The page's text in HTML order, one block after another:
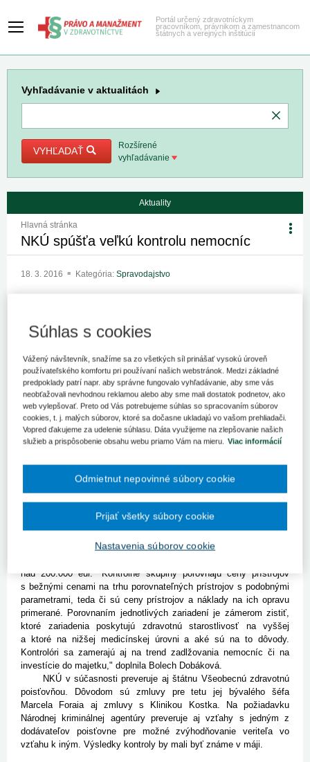
Portál určený zdravotníckym
pracovníkom, právnikom a zamestnancom
štátnych a verejných inštitúcií
Vyhľadávanie v aktualitách
VYHĽADAŤ
Rozšírené
vyhľadávanie
Aktuality
Hlavná stránka
NKÚ spúšťa veľkú kontrolu nemocníc
18. 3. 2016 Kategória: Spravodajstvo
chystá preveriť viac ako 40.
posvieti na zdravotnícke zariadenia. Úrad dnes oznámil, že počas
dvoch rokov sa ich chystá preveriť viac ako 40. Pôjde o fakultné,
univerzitné i regionálne nemocnice, centrá pre liečbu drogových
závislostí či špecializované ústavy. Kontrola má preveriť či
efektívne hospodária s peniazmi na zdravotnú starostlivosť i to,
ako sú pripravené na elektronické zdravotníctvo a nový platobný
mechanizmus DRG.
"V prvej etape prebehne kontrola vo fakultných nemocniciach
v Nitre, Banskej Bystrici, Prešove, Nových Zámkoch, Trenčíne,
Žiline, Trnave a v univerzitných nemocniciach v Bratislave
Pripomenula, že analýzy poukazujú na opakujúce sa nedostatky
v hospodárení, obstarávaní majetku a služieb či správe majetku
nad 200.000 eur. "Kontrolné skupiny porovnajú ceny prístrojov
s bežnými cenami na trhu porovnateľných prístrojov s podobnými
parametrami, teda či sú ceny prístrojov a náklady na ich opravu
primerané. Porovnaním jednotlivých zariadení je zámerom zistiť,
ktoré zariadenia poskytujú zdravotnú starostlivosť na vyššej
a ktoré na nižšej medicínskej úrovni a aké sú na to dôvody.
Kontrolóri sa zamerajú aj na trend zadlžovania nemocníc či na
investície do majetku," doplnila Bolech Dobáková.
NKÚ v súčasnosti preveruje aj štátnu Všeobecnú zdravotnú
poisťovňou. Dôvodom sú zmluvy pre tetu jej bývalého šéfa
Marcela Foraia aj zmluvy s Klinikou Kostka. Na požiadavku
Národnej kriminálnej agentúry preveruje aj vzťahy s jedným z
dodávateľov poisťovne pre možné zvýhodňovanie veriteľa vo
vzťahu k iným. Výsledky kontroly by mali byť známe v máji.
Súhlas s cookies
Vážený návštevník, snažíme sa zo všetkých síl prinášať vysokú úroveň
používateľského komfortu pri používaní našich webstránok. Medzi základné
predpoklady patrí napr. aby správne fungovalo vyhľadávanie, aby sme vás
neobťažovali nevhodnou reklamou alebo aby sme mali dostatok podnetov, ako
web vylepšovať. Preto od Vás potrebujeme súhlas so spracovaním súborov
cookies, t. j. malých súborov, ktoré sa dočasne ukladajú vo vašom prehliadači.
Vopred ďakujeme za udelenie súhlasu. Dáta využijeme na zlepšovanie našich
služieb a prispôsobenie obsahu webu priamo Vám na mieru. Viac informácií
Nastavenia súborov cookie
Odmietnut nepovinné súbory cookie
Prijať všetky súbory cookie